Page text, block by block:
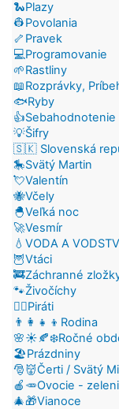
🐍Plazy
👷Povolania
🦴Pravek
💻Programovanie
🌱Rastliny
📖Rozprávky,
🐟Ryby
👍Sebahodnotenie
💡Šifry
🇸🇰 Slovenská
🎠Svätý Martin
💘Valentín
🐝Včely
🐣Veľká noc
🚀Vesmír
💧VODA A
🦉Vtáci
🚒Záchranné
🐾Živočíchy
🏴‍☠️Piráti
👨‍👩‍👧‍👦Rodina
🌸☀️🍂❄️Ročné
🏖️Prázdniny
🎅👹Čerti / Svätý
🍎🥕Ovocie -
🎄🎁Vianoce